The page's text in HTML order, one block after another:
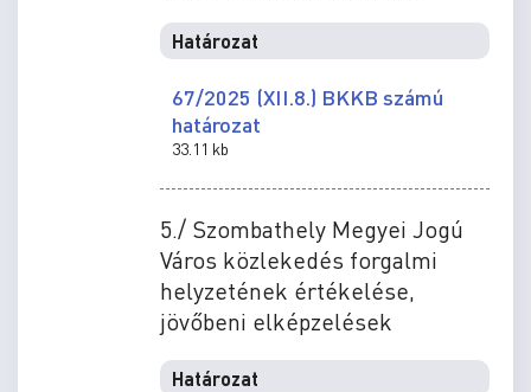
Határozat
67/2025 (XII.8.) BKKB számú
határozat
33.11 kb
5./ Szombathely Megyei Jogú
Város közlekedés forgalmi
helyzetének értékelése,
jövőbeni elképzelések
Határozat